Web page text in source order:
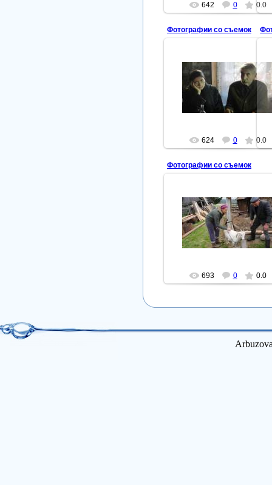
642 0 0.0
Фотографии со съемок
2011-10-25
Тропинка вдоль реки
arbuzova
624 0 0.0
Фотографии со съемок
2011-10-25
Тропинка вдоль реки
Елена Ручкина
arbuzova
693 0 0.0